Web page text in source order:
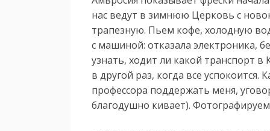
нас ведут в зимнюю Церковь с
трапезную. Пьем кофе, холодную
с машиной: отказала электроника,
узнать, ходит ли какой транспорт
в другой раз, когда все
профессора поддержать меня,
благодушно кивает).